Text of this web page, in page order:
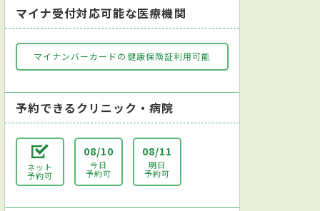
マイナ受付対応可能な医療機関
マイナンバーカードの健康保険証利用可能
予約できるクリニック・病院
ネット
予約可
08/10
今日
予約可
08/11
明日
予約可